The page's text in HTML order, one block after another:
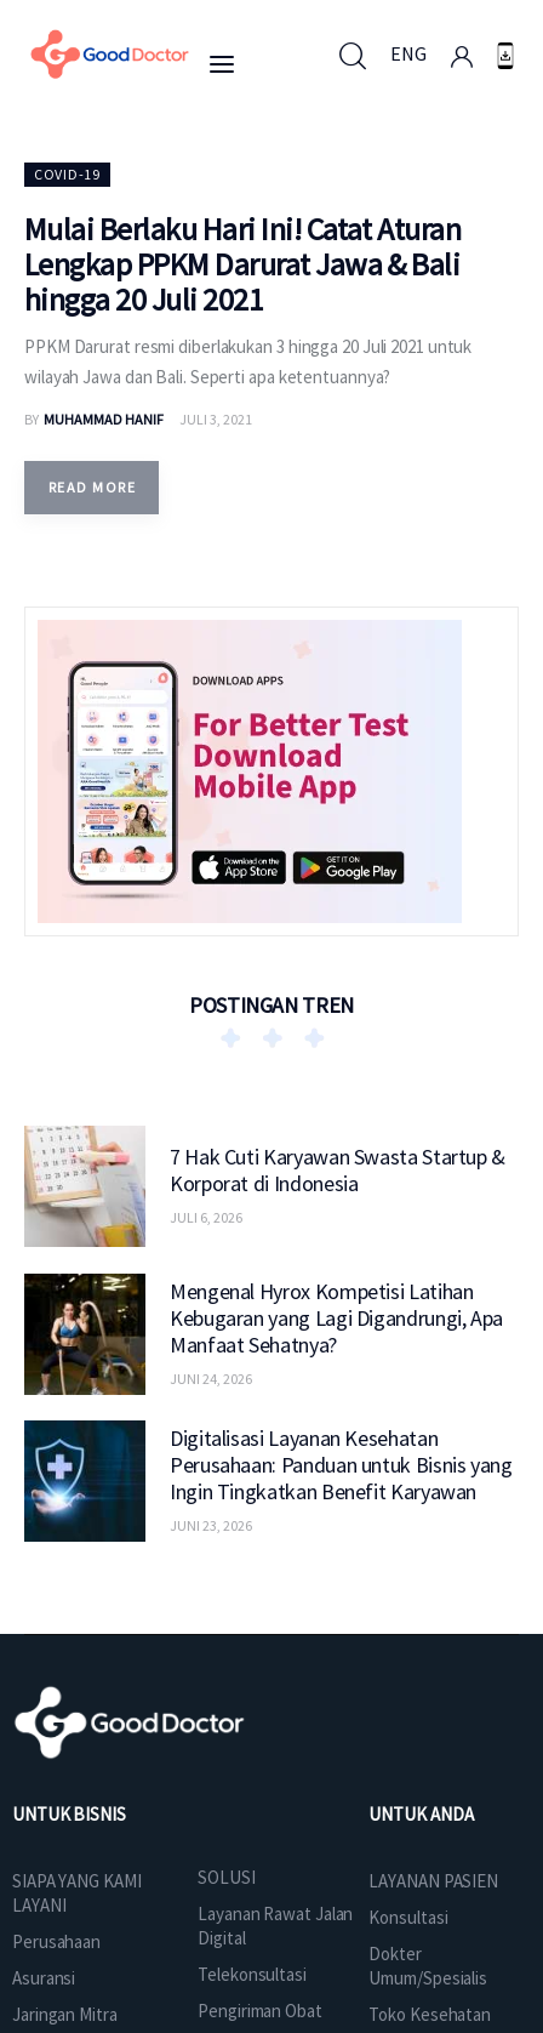
ENG
Untuk Bisnis
Untuk Anda
Mengapa Good Doctor
Berita
Layanan
COVID-19
Mulai Berlaku Hari Ini! Catat Aturan
Lengkap PPKM Darurat Jawa & Bali
hingga 20 Juli 2021
PPKM Darurat resmi diberlakukan 3 hingga 20 Juli 2021 untuk
wilayah Jawa dan Bali. Seperti apa ketentuannya?
BY MUHAMMAD HANIF JULI 3, 2021
READ MORE
POSTINGAN TREN
7 Hak Cuti Karyawan Swasta Startup &
Korporat di Indonesia
JULI 6, 2026
Mengenal Hyrox Kompetisi Latihan
Kebugaran yang Lagi Digandrungi, Apa
Manfaat Sehatnya?
JUNI 24, 2026
Digitalisasi Layanan Kesehatan
Perusahaan: Panduan untuk Bisnis yang
Ingin Tingkatkan Benefit Karyawan
JUNI 23, 2026
UNTUK BISNIS
SIAPA YANG KAMI
LAYANI
Perusahaan
Asuransi
Jaringan Mitra
SOLUSI
Layanan Rawat Jalan
Digital
Telekonsultasi
Pengiriman Obat
UNTUK ANDA
LAYANAN PASIEN
Konsultasi
Dokter
Umum/Spesialis
Toko Kesehatan